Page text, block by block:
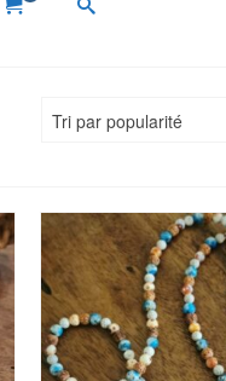
Tri par popularité